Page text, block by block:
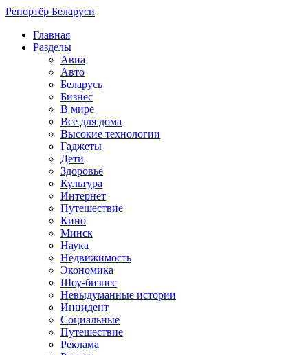
Репортёр Беларуси
Главная
Разделы
Авиа
Авто
Беларусь
Бизнес
В мире
Все для дома
Высокие технологии
Гаджеты
Дети
Здоровье
Культура
Интернет
Путешествие
Кино
Минск
Наука
Недвижимость
Экономика
Шоу-бизнес
Невыдуманные истории
Инцидент
Социальные
Путешествие
Реклама